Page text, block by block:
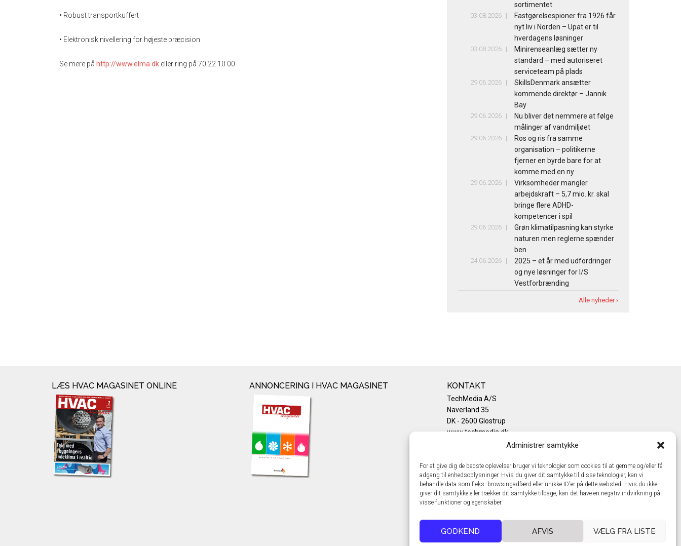
Administrer samtykke
For at give dig de bedste oplevelser bruger vi teknologier som cookies til at gemme og/eller få
adgang til enhedsoplysninger. Hvis du giver dit samtykke til disse teknologier, kan vi
behandle data som f.eks. browsingadfærd eller unikke ID'er på dette websted. Hvis du ikke
giver dit samtykke eller trækker dit samtykke tilbage, kan det have en negativ indvirkning på
visse funktioner og egenskaber.
GODKEND AFVIS VÆLG FRA LISTE
• Robust transportkuffert
• Elektronisk nivellering for højeste præcision
Se mere på http://www.elma.dk eller ring på 70 22 10 00.
sortimentet
03.08.2026
Fastgørelsespioner fra 1926 får
nyt liv i Norden – Upat er til
hverdagens løsninger
03.08.2026
Minirenseanlæg sætter ny
standard – med autoriseret
serviceteam på plads
29.06.2026
SkillsDenmark ansætter
kommende direktør – Jannik
Bay
29.06.2026
Nu bliver det nemmere at følge
målinger af vandmiljøet
29.06.2026
Ros og ris fra samme
organisation – politikerne
fjerner en byrde bare for at
komme med en ny
29.06.2026
Virksomheder mangler
arbejdskraft – 5,7 mio. kr. skal
bringe flere ADHD-
kompetencer i spil
29.06.2026
Grøn klimatilpasning kan styrke
naturen men reglerne spænder
ben
24.06.2026
2025 – et år med udfordringer
og nye løsninger for I/S
Vestforbrænding
Alle nyheder ›
LÆS HVAC MAGASINET ONLINE ANNONCERING I HVAC MAGASINET KONTAKT
TechMedia A/S
Naverland 35
DK - 2600 Glostrup
www.techmedia.dk
Telefon: +45 43 24 26 28
Privatlivspolitik
Cookiepolitik